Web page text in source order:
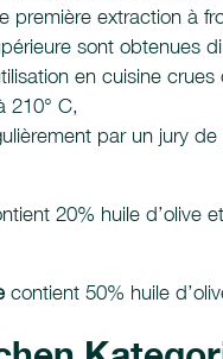
première extraction à
sont obtenues
en cuisine
210° C,
par un jury de
20% huile d’olive
contient 50% huile